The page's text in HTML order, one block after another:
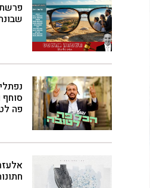
פה